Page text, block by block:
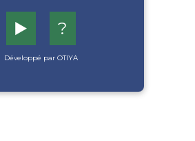
▶️ ?
Développé par OTIYA